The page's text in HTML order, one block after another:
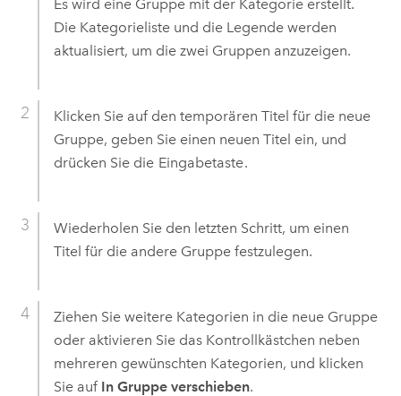
Es wird eine Gruppe mit der Kategorie erstellt.
Die Kategorieliste und die Legende werden
aktualisiert, um die zwei Gruppen anzuzeigen.
Klicken Sie auf den temporären Titel für die neue
Gruppe, geben Sie einen neuen Titel ein, und
drücken Sie die Eingabetaste.
Wiederholen Sie den letzten Schritt, um einen
Titel für die andere Gruppe festzulegen.
Ziehen Sie weitere Kategorien in die neue Gruppe
oder aktivieren Sie das Kontrollkästchen neben
mehreren gewünschten Kategorien, und klicken
Sie auf In Gruppe verschieben.